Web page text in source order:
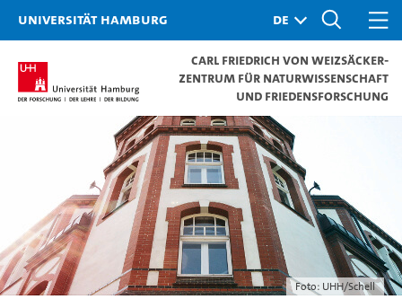
Universität Hamburg
Carl Friedrich von Weizsäcker-
Zentrum für Naturwissenschaft
und Friedensforschung
Foto: UHH/Schell